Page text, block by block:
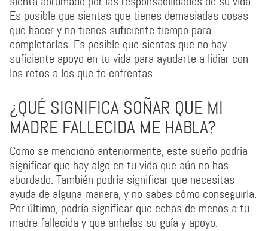
Es posible que sientas que tienes demasiadas cosas
que hacer y no tienes suficiente tiempo para
completarlas. Es posible que sientas que no hay
suficiente apoyo en tu vida para ayudarte a lidiar con
los retos a los que te enfrentas.
¿QUÉ SIGNIFICA SOÑAR QUE MI
MADRE FALLECIDA ME HABLA?
Como se mencionó anteriormente, este sueño podría
significar que hay algo en tu vida que aún no has
abordado. También podría significar que necesitas
ayuda de alguna manera, y no sabes cómo conseguirla.
Por último, podría significar que echas de menos a tu
madre fallecida y que anhelas su guía y apoyo.